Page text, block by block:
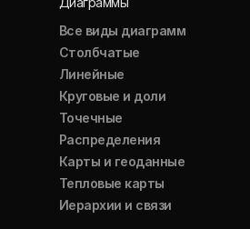
Все виды диаграмм
Столбчатые
Линейные
Круговые и доли
Точечные
Распределения
Карты и геоданные
Тепловые карты
Иерархии и связи